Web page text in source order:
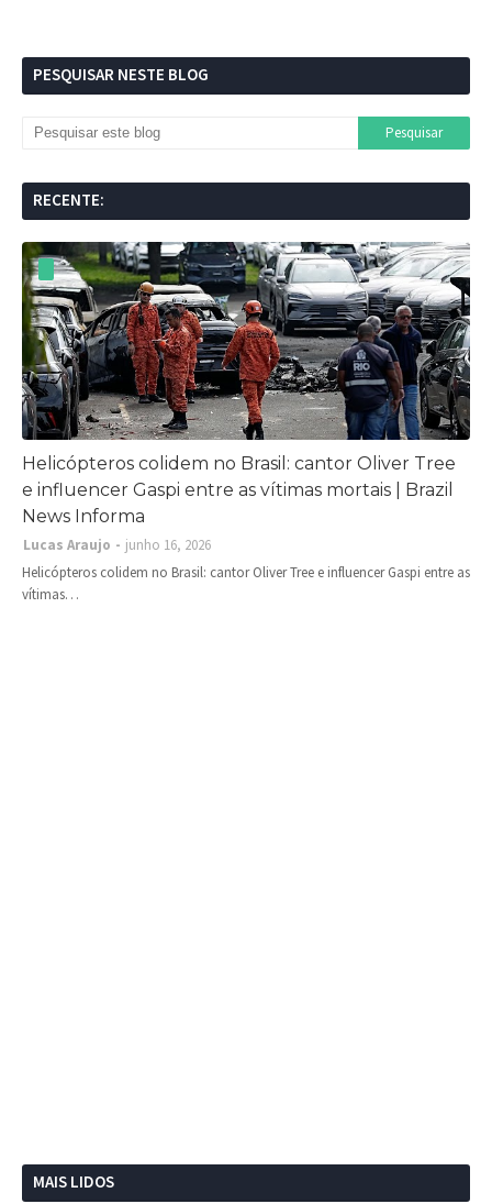
PESQUISAR NESTE BLOG
RECENTE:
Helicópteros colidem no Brasil: cantor Oliver Tree
e influencer Gaspi entre as vítimas mortais | Brazil
News Informa
Lucas Araujo
junho 16, 2026
Helicópteros colidem no Brasil: cantor Oliver Tree e influencer Gaspi entre as
vítimas…
MAIS LIDOS